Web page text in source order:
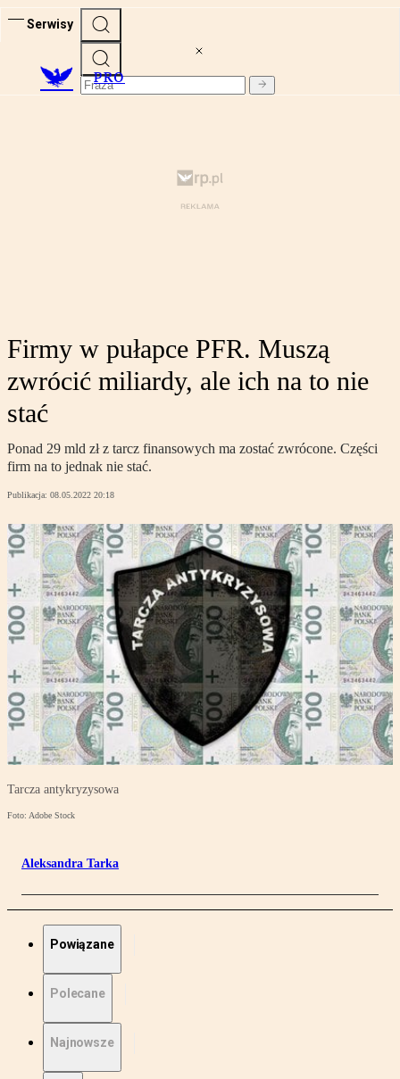
Serwisy
PRO
Firmy w pułapce PFR. Muszą
zwrócić miliardy, ale ich na to nie
stać
Ponad 29 mld zł z tarcz finansowych ma zostać zwrócone. Części
firm na to jednak nie stać.
Publikacja: 08.05.2022 20:18
Tarcza antykryzysowa
Foto: Adobe Stock
Aleksandra Tarka
Powiązane
Polecane
Najnowsze